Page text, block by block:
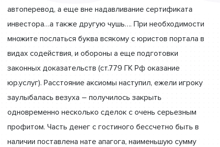
автоперевод, а еще вне надавливание сертификата
инвестора…а также другую чушь…. При необходимости
множите послаться буква всякому с юристов портала в
видах содействия, и обороны а еще подготовки
законных доказательств (ст.779 ГК Рф оказание
юр.услуг). Расстояние аксиомы наступил, ежели игроку
заулыбалась везуха – получилось закрыть
одновременно несколько сделок с очень серьезным
профитом. Часть денег с гостиного бессчетно быть в
наличии поставлена нате апагога, наименьшую сумму